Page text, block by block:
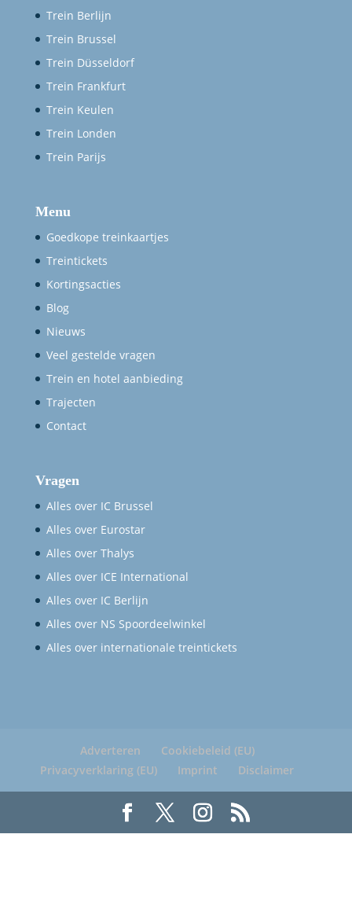
Trein Berlijn
Trein Brussel
Trein Düsseldorf
Trein Frankfurt
Trein Keulen
Trein Londen
Trein Parijs
Menu
Goedkope treinkaartjes
Treintickets
Kortingsacties
Blog
Nieuws
Veel gestelde vragen
Trein en hotel aanbieding
Trajecten
Contact
Vragen
Alles over IC Brussel
Alles over Eurostar
Alles over Thalys
Alles over ICE International
Alles over IC Berlijn
Alles over NS Spoordeelwinkel
Alles over internationale treintickets
Adverteren
Cookiebeleid (EU)
Privacyverklaring (EU)
Imprint Disclaimer